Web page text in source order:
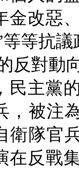
金改惡
等等抗議
反對動
民主黨
，被注
衛隊官
在反戰